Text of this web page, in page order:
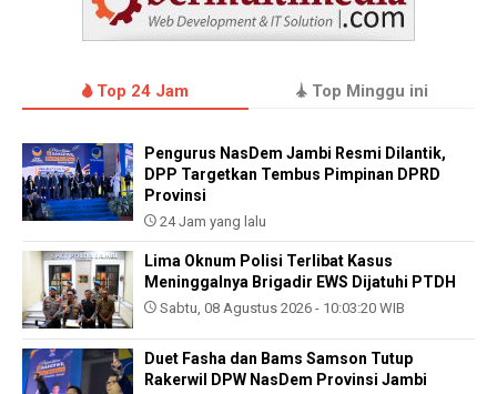
Top 24 Jam Top Minggu ini
Pengurus NasDem Jambi Resmi Dilantik,
DPP Targetkan Tembus Pimpinan DPRD
Provinsi
24 Jam yang lalu
Lima Oknum Polisi Terlibat Kasus
Meninggalnya Brigadir EWS Dijatuhi PTDH
Sabtu, 08 Agustus 2026 - 10:03:20 WIB
Duet Fasha dan Bams Samson Tutup
Rakerwil DPW NasDem Provinsi Jambi